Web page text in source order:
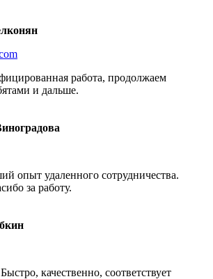
работа, продолжаем
и дальше.
опыт удаленного сотрудничества.
за работу.
качественно, соответствует